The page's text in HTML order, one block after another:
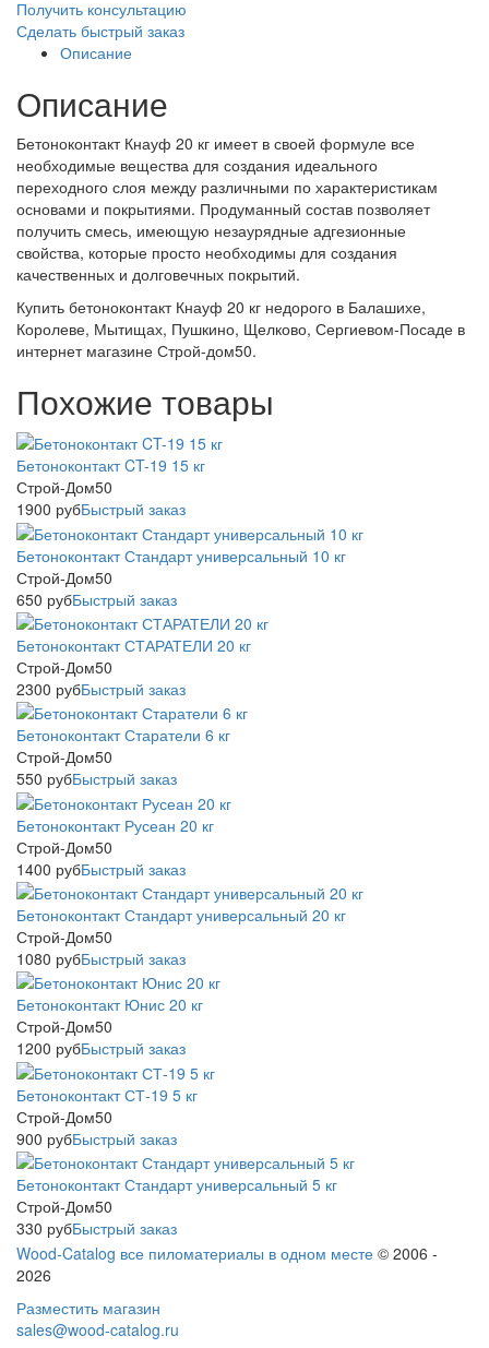
Получить консультацию
Сделать быстрый заказ
Описание
Описание
Бетоноконтакт Кнауф 20 кг имеет в своей формуле все
необходимые вещества для создания идеального
переходного слоя между различными по характеристикам
основами и покрытиями. Продуманный состав позволяет
получить смесь, имеющую незаурядные адгезионные
свойства, которые просто необходимы для создания
качественных и долговечных покрытий.
Купить бетоноконтакт Кнауф 20 кг недорого в Балашихе,
Королеве, Мытищах, Пушкино, Щелково, Сергиевом-Посаде в
интернет магазине Строй-дом50.
Похожие товары
Бетоноконтакт CT-19 15 кг
Строй-Дом50
1900 рубБыстрый заказ
Бетоноконтакт Стандарт универсальный 10 кг
Строй-Дом50
650 рубБыстрый заказ
Бетоноконтакт СТАРАТЕЛИ 20 кг
Строй-Дом50
2300 рубБыстрый заказ
Бетоноконтакт Старатели 6 кг
Строй-Дом50
550 рубБыстрый заказ
Бетоноконтакт Русеан 20 кг
Строй-Дом50
1400 рубБыстрый заказ
Бетоноконтакт Стандарт универсальный 20 кг
Строй-Дом50
1080 рубБыстрый заказ
Бетоноконтакт Юнис 20 кг
Строй-Дом50
1200 рубБыстрый заказ
Бетоноконтакт СТ-19 5 кг
Строй-Дом50
900 рубБыстрый заказ
Бетоноконтакт Стандарт универсальный 5 кг
Строй-Дом50
330 рубБыстрый заказ
Wood-Catalog все пиломатериалы в одном месте © 2006 -
2026
Разместить магазин
sales@wood-catalog.ru